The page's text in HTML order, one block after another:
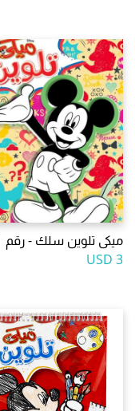
ميكى تلوين سلك - رقم 1
3 USD